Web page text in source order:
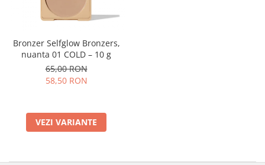
Bronzer Selfglow Bronzers,
nuanta 01 COLD – 10 g
65,00 RON
58,50 RON
VEZI VARIANTE